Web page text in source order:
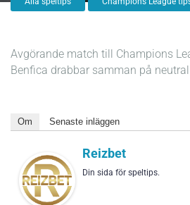
Avgörande match till Champions
Benfica drabbar samman på
Om Senaste inläggen
Reizbet
Din sida för speltips.